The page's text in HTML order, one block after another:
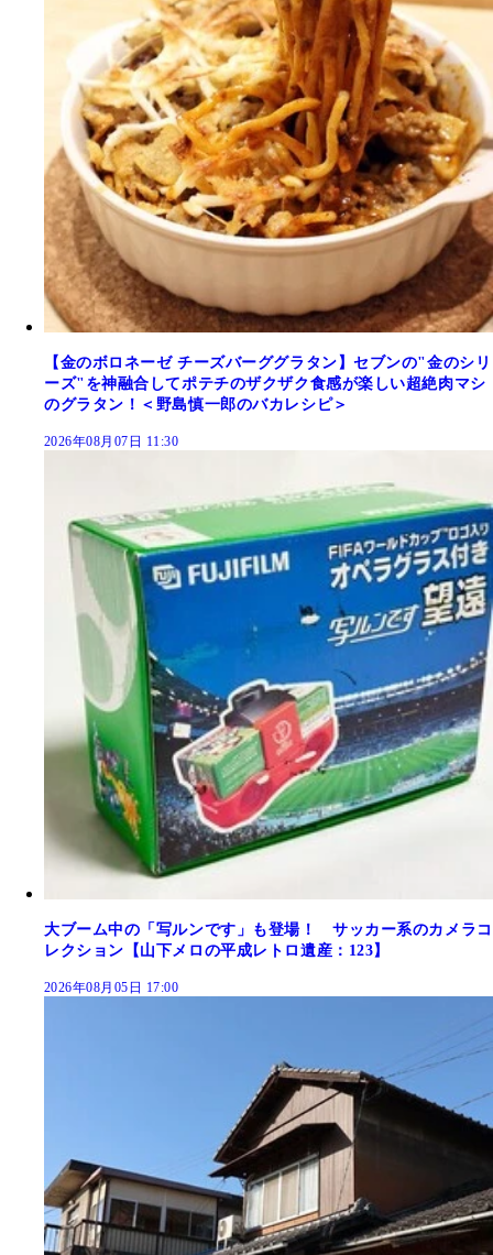
【金のボロネーゼ チーズバーググラタン】セブンの"金のシリ
ーズ"を神融合してポテチのザクザク食感が楽しい超絶肉マシ
のグラタン！＜野島慎一郎のバカレシピ＞
2026年08月07日 11:30
大ブーム中の「写ルンです」も登場！ サッカー系のカメラコ
レクション【山下メロの平成レトロ遺産：123】
2026年08月05日 17:00